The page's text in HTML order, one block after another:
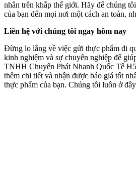
nhân trên khắp thế giới. Hãy để chúng
của bạn đến mọi nơi một cách an toàn,
Liên hệ với chúng tôi ngay hôm nay
Đừng lo lắng về việc gửi thực phẩm đi
kinh nghiệm và sự chuyên nghiệp để
TNHH Chuyển Phát Nhanh Quốc Tế
thêm chi tiết và nhận được báo giá tốt
thực phẩm của bạn. Chúng tôi luôn ở